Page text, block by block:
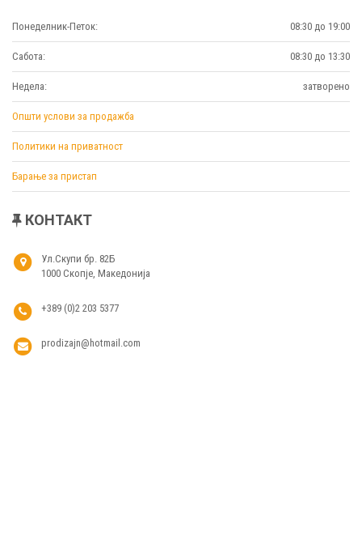
Понеделник-Петок: 08:30 до 19:00
Сабота: 08:30 до 13:30
Недела: затворено
Општи услови за продажба
Политики на приватност
Барање за пристап
КОНТАКТ
Ул.Скупи бр. 82Б
1000 Скопје, Македонија
+389 (0)2 203 5377
prodizajn@hotmail.com